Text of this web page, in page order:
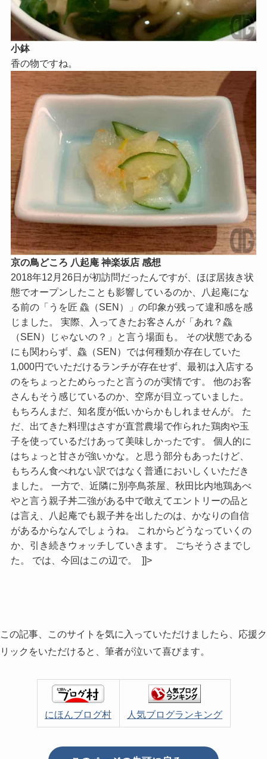
小鉢
香の物ですね。
京の鳥どころ 八起庵 神楽坂店 感想
2018年12月26日が初訪問だったんですが、ほぼ居抜き状
態でオープンしたことも影響しているのか、八起庵にな
る前の「うを匠 鱻（SEN）」の印象が残って違和感を感
じました。 実際、入ってきたお客さんが「あれ？鱻
（SEN）じゃないの？」と言う場面も。 その状態である
にも関わらず、鱻（SEN）では何種類か存在していた
1,000円でいただけるランチが存在せず、最初は入店する
のをちょっとためらったと言うのが実情です。 他のお客
さんもそう感じているのか、空席が目立っていました。
もちろんまだ、知名度が低いからかもしれませんが。 た
だ、出てきた料理はさすが直営農場で作られた鶏肉や玉
子を使っているだけあって美味しかったです。 個人的に
はちょっと甘さが強いかな。と思う部分もあったけど、
もちろん食べれない訳ではなく普通においしくいただき
ました。 一方で、近隣に別亭鳥茶屋、秋田比内地鶏あべ
やと言う親子丼二強がある中で敢えてエントリーの品と
は言え、八起庵でも親子丼を出したのは、かなりの自信
があるからなんでしょうね。 これからどうなっていくの
か、引き続きウォッチしていきます。 ごちそうさまでし
た。 では、今回はこの辺で。 ]]>
この記事、このサイトを気に入っていただけましたら、応援ク
リックをいただけると、筆者が泣いて喜びます。
にほんブログ村 人気ブログランキング